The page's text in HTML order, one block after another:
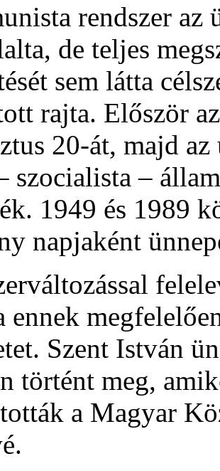
rendszer az
de teljes
sem látta
rajta. Először
20-át, majd
szocialista –
1949 és 1989
napjaként
ennek
Szent István
történt meg,
a Magyar